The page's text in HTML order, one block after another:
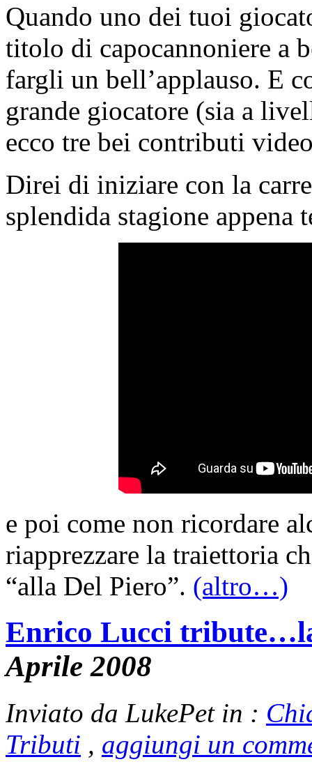
Quando uno dei tuoi
titolo di capocannoniere a
fargli un bell’applauso. E
grande giocatore (sia a
ecco tre bei contributi
Direi di iniziare con la
splendida stagione
e poi come non ricordare
riapprezzare la traiettoria
“alla Del Piero”. (altro…)
Enrico Lucci
Aprile 2008
Inviato da LukePet in :
Tributi , aggiungi un